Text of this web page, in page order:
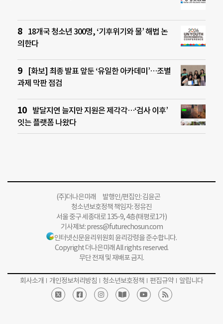
18개국 청소년 300명, ‘기후위기와 물’ 해법 논
의한다
[화보] 최종 발표 앞둔 ‘유일한 아카데미’…조별
과제 막판 점검
발달지연 늘지만 지원은 제각각…‘검사 이후’
잇는 플랫폼 나왔다
(주)더나은미래 발행인/편집인: 김윤곤
청소년보호정책 책임자: 정유진
서울 중구 세종대로 135-9, 4층(태평로1가)
기사제보:press@futurechosun.com
인터넷신문윤리위원회 윤리강령을 준수합니다.
Copyright 더나은미래 All rights reserved.
무단 전재 및 재배포 금지.
회사소개 개인정보처리방침 청소년보호정책 편집규약 알립니다